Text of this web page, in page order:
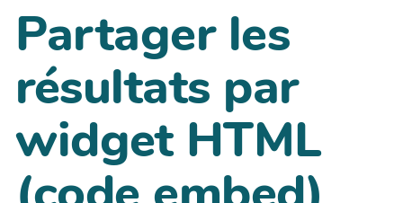
Partager les
résultats par
widget HTML